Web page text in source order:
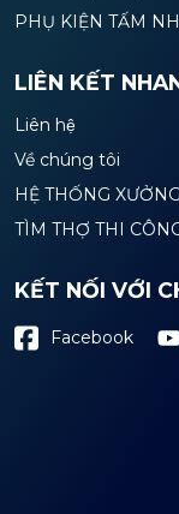
PHỤ KIỆN TẤM
LIÊN KẾT
Liên hệ
Về chúng tôi
HỆ THỐNG
TÌM THỢ THI
KẾT NỐI VỚI
Facebook